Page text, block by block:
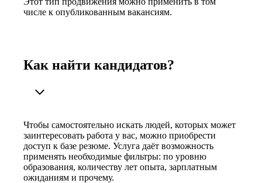
числе к опубликованным вакансиям.
Как найти кандидатов?
Чтобы самостоятельно искать людей, которых может
заинтересовать работа у вас, можно приобрести
доступ к базе резюме. Услуга даёт возможность
применять необходимые фильтры: по уровню
образования, количеству лет опыта, зарплатным
ожиданиям и прочему.